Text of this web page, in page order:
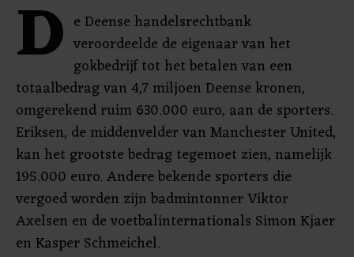
D e Deense handelsrechtbank
veroordeelde de eigenaar van het
gokbedrijf tot het betalen van een
totaalbedrag van 4,7 miljoen Deense kronen,
omgerekend ruim 630.000 euro, aan de sporters.
Eriksen, de middenvelder van Manchester United,
kan het grootste bedrag tegemoet zien, namelijk
195.000 euro. Andere bekende sporters die
vergoed worden zijn badmintonner Viktor
Axelsen en de voetbalinternationals Simon Kjaer
en Kasper Schmeichel.